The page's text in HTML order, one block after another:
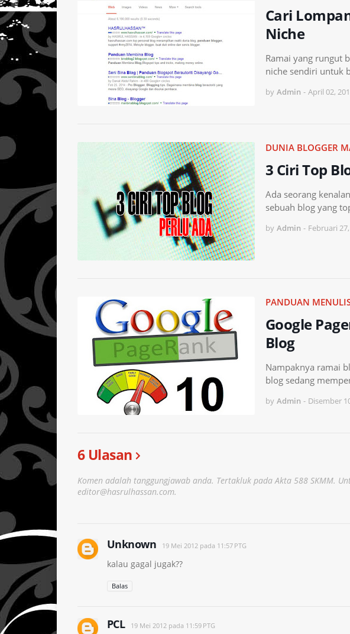
Cari
Niche
Ramai yang rungut
niche sendiri untuk
by Admin - April 02,
DUNIA BLOGGER
3 Ciri Top
Ada seorang
sebuah blog yang
by Admin - Februari
PANDUAN
Google
Blog
Nampaknya ramai
blog sedang
by Admin - Disember
6 Ulasan
Komen adalah tanggungjawab anda. Tertakluk pada Akta 588 SKMM.
editor@hasrulhassan.com.
Unknown 19 Mei 2012 pada 11:57 PTG
kalau gagal jugak??
Balas
PCL 19 Mei 2012 pada 11:59 PTG